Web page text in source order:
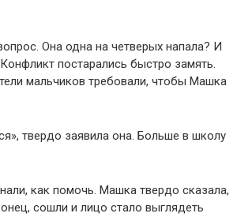
Она одна на четверых напала? И
постарались быстро замять.
мальчиков требовали, чтобы Машка
твердо заявила она. Больше в школу
как помочь. Машка твердо сказала,
сошли и лицо стало выглядеть